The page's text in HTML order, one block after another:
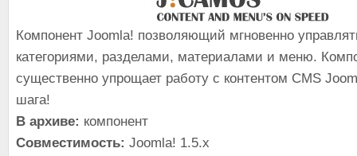
Компонент Joomla! позволяющий мгновенно
категориями, разделами, материалами и меню.
существенно упрощает работу с контентом CMS
шага!
В архиве: компонент
Совместимость: Joomla! 1.5.x